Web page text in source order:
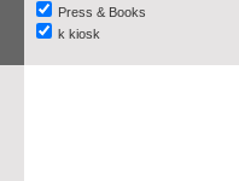
Press & Books
k kiosk